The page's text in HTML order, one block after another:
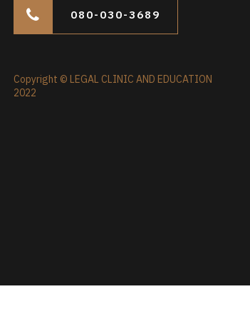
080-030-3689
Copyright © LEGAL CLINIC AND EDUCATION
2022